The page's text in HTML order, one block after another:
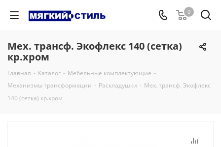
0
Мех. трансф. Экофлекс 140 (сетка)
кр.хром
Главная - Каталог - Мебельные комплектующие -
Механизмы трансформации - Раскладушки - Мех. трансф. Экофлекс
140 (сетка) кр.хром